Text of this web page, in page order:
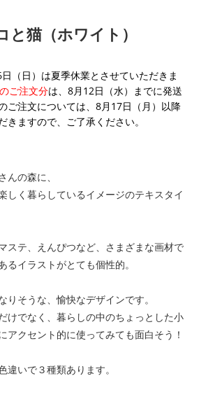
と猫（ホワイト）
（日）は夏季休業とさせていただきま
ご注文分は、8月12日（水）までに発送
ご注文については、8月17日（月）以降
きますので、ご了承ください。
の森に、
しく暮らしているイメージのテキスタイ
ステ、えんぴつなど、さまざまな画材で
るイラストがとても個性的。
りそうな、愉快なデザインです。
けでなく、暮らしの中のちょっとした小
アクセント的に使ってみても面白そう！
違いで３種類あります。